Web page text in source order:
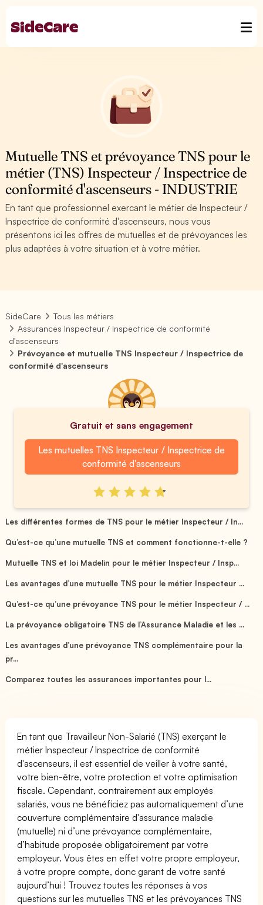
Mutuelle TNS et prévoyance TNS pour le
métier (TNS) Inspecteur / Inspectrice de
conformité d'ascenseurs - INDUSTRIE
En tant que professionnel exercant le métier de Inspecteur /
Inspectrice de conformité d'ascenseurs, nous vous
présentons ici les offres de mutuelles et de prévoyances les
plus adaptées à votre situation et à votre métier.
SideCare
Tous les métiers
Assurances Inspecteur / Inspectrice de conformité
d'ascenseurs
Prévoyance et mutuelle TNS Inspecteur / Inspectrice de
conformité d'ascenseurs
Gratuit et sans engagement
Les mutuelles TNS Inspecteur / Inspectrice de
conformité d'ascenseurs
Les différentes formes de TNS pour le métier Inspecteur / In...
Qu’est-ce qu’une mutuelle TNS et comment fonctionne-t-elle ?
Mutuelle TNS et loi Madelin pour le métier Inspecteur / Insp...
Les avantages d’une mutuelle TNS pour le métier Inspecteur ...
Qu’est-ce qu’une prévoyance TNS pour le métier Inspecteur / ...
La prévoyance obligatoire TNS de l’Assurance Maladie et les ...
Les avantages d’une prévoyance TNS complémentaire pour la
pr...
Comparez toutes les assurances importantes pour l...
En tant que Travailleur Non-Salarié (TNS) exerçant le
métier Inspecteur / Inspectrice de conformité
d'ascenseurs, il est essentiel de veiller à votre santé,
votre bien-être, votre protection et votre optimisation
fiscale. Cependant, contrairement aux employés
salariés, vous ne bénéficiez pas automatiquement d’une
couverture complémentaire d'assurance maladie
(mutuelle) ni d’une prévoyance complémentaire,
d’habitude proposée obligatoirement par votre
employeur. Vous êtes en effet votre propre employeur,
à votre propre compte, donc garant de votre santé
aujourd’hui ! Trouvez toutes les réponses à vos
questions sur les mutuelles TNS et les prévoyances TNS